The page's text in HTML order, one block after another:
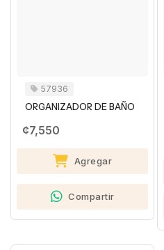
57936
ORGANIZADOR DE BAÑO
¢7,550
Agregar
Compartir